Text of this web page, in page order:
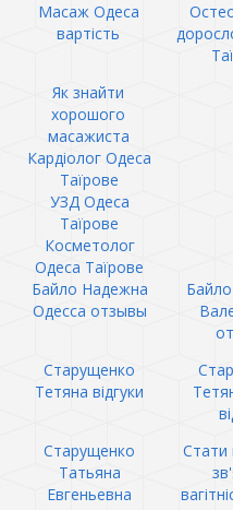
Масаж Одеса
вартість
Як знайти
хорошого
масажиста
Кардіолог Одеса
Таїрове
УЗД Одеса
Таїрове
Косметолог
Одеса Таїрове
Байло Надежна
Одесса отзывы
Старущенко
Тетяна відгуки
Старущенко
Татьяна
Евгеньевна
Стати